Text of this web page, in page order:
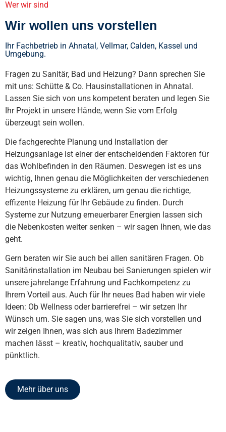
Wer wir sind
Wir wollen uns vorstellen
Ihr Fachbetrieb in Ahnatal, Vellmar, Calden, Kassel und
Umgebung.
Fragen zu Sanitär, Bad und Heizung? Dann sprechen Sie
mit uns: Schütte & Co. Hausinstallationen in Ahnatal.
Lassen Sie sich von uns kompetent beraten und legen Sie
Ihr Projekt in unsere Hände, wenn Sie vom Erfolg
überzeugt sein wollen.
Die fachgerechte Planung und Installation der
Heizungsanlage ist einer der entscheidenden Faktoren für
das Wohlbefinden in den Räumen. Deswegen ist es uns
wichtig, Ihnen genau die Möglichkeiten der verschiedenen
Heizungssysteme zu erklären, um genau die richtige,
effizente Heizung für Ihr Gebäude zu finden. Durch
Systeme zur Nutzung erneuerbarer Energien lassen sich
die Nebenkosten weiter senken – wir sagen Ihnen, wie das
geht.
Gern beraten wir Sie auch bei allen sanitären Fragen. Ob
Sanitärinstallation im Neubau bei Sanierungen spielen wir
unsere jahrelange Erfahrung und Fachkompetenz zu
Ihrem Vorteil aus. Auch für Ihr neues Bad haben wir viele
Ideen: Ob Wellness oder barrierefrei – wir setzen Ihr
Wünsch um. Sie sagen uns, was Sie sich vorstellen und
wir zeigen Ihnen, was sich aus Ihrem Badezimmer
machen lässt – kreativ, hochqualitativ, sauber und
pünktlich.
Mehr über uns